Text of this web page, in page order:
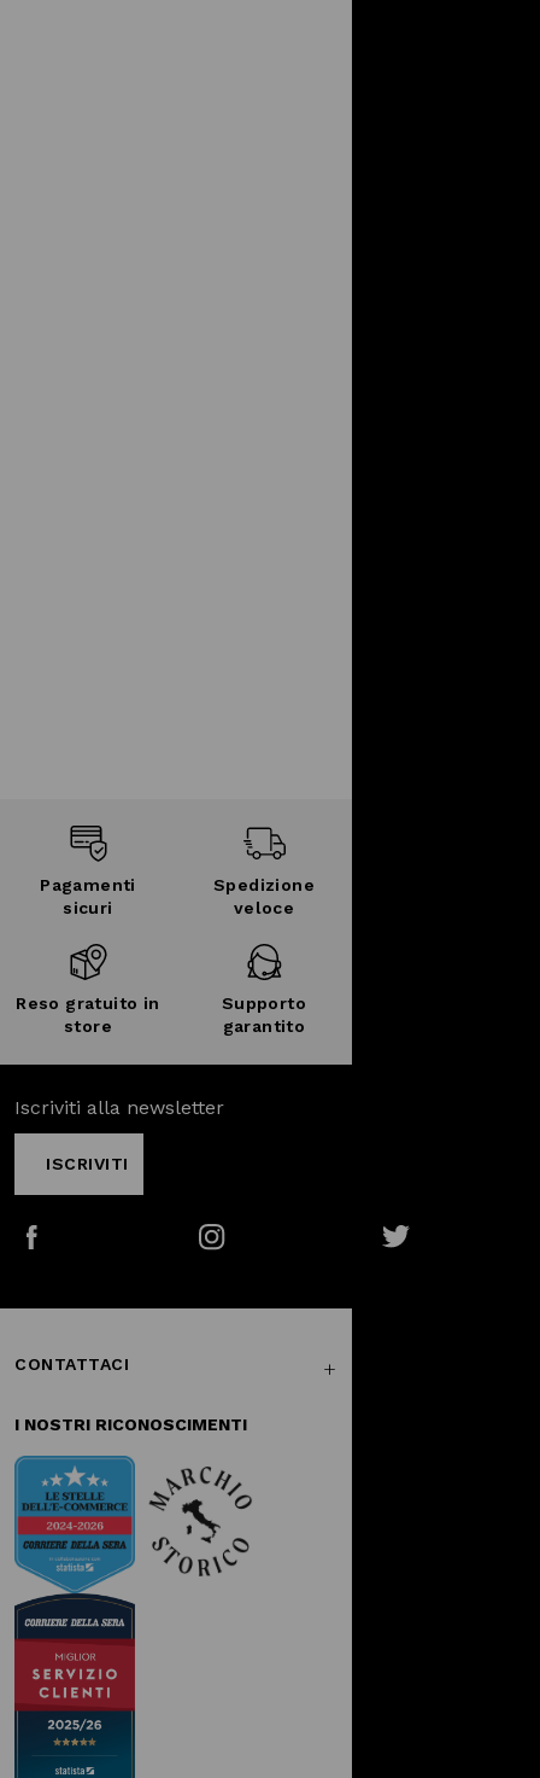
Pagamenti
sicuri
Spedizione
veloce
Reso gratuito in
store
Supporto
garantito
Iscriviti alla newsletter
ISCRIVITI
CONTATTACI
I NOSTRI RICONOSCIMENTI